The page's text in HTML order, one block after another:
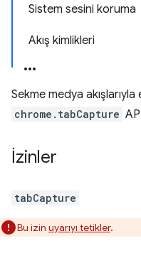
Sistem sesini koruma
Akış kimlikleri
Sekme medya
chrome.tabCapture
İzinler
tabCapture
Bu izin uyarıyı tetikler.